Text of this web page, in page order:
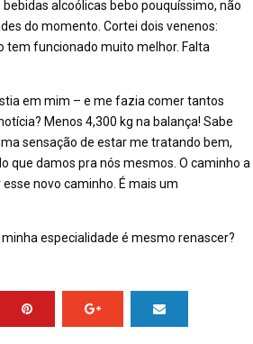
alcoólicas bebo pouquíssimo, não
do momento. Cortei dois venenos:
tem funcionado muito melhor. Falta
em mim – e me fazia comer tantos
Menos 4,300 kg na balança! Sabe
sensação de estar me tratando bem,
que damos pra nós mesmos. O caminho a
novo caminho. É mais um
especialidade é mesmo renascer?